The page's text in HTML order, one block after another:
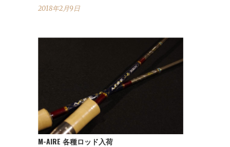
2018年2月9日
M-AIRE 各種ロッド入荷